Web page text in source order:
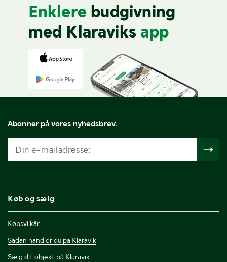
Enklere budgivning
med Klaraviks app
Abonner på vores nyhedsbrev.
Køb og sælg
Købsvilkår
Sådan handler du på Klaravik
Sælg dit objekt på Klaravik